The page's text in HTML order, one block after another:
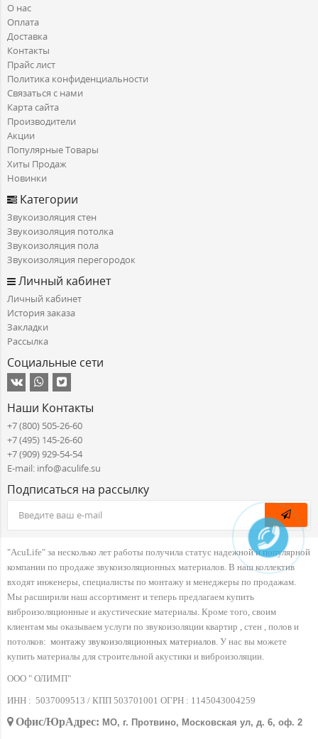
О нас
Оплата
Доставка
Контакты
Прайс лист
Политика конфиденциальности
Связаться с нами
Карта сайта
Производители
Акции
Популярные Товары
Хиты Продаж
Новинки
Категории
Звукоизоляция стен
Звукоизоляция потолка
Звукоизоляция пола
Звукоизоляция перегородок
Личный кабинет
Личный кабинет
История заказа
Закладки
Рассылка
Социальные сети
Наши Контакты
+7 (800) 505-26-60
+7 (495) 145-26-60
+7 (909) 929-54-54
E-mail: info@aculife.su
Подписаться на рассылку
"AcuLife" за несколько лет работы получила статус надежной и популярной
компании по продаже звукоизоляционных материалов. В наш коллектив
входят инженеры, специалисты по монтажу и менеджеры по продажам.
Мы расширили наш ассортимент и теперь предлагаем купить
виброизоляционные и акустические материалы. Кроме того, своим
клиентам мы оказываем услуги по звукоизоляции квартир , стен , полов и
потолков: монтажу звукоизоляционных материалов . У нас вы можете
купить материалы для строительной акустики и виброизоляции.
ООО " ОЛИМП"
ИНН : 5037009513 / КПП 503701001 ОГРН : 1145043004259
Офис/ЮрАдрес: МО, г. Протвино, Московская ул, д. 6, оф. 2